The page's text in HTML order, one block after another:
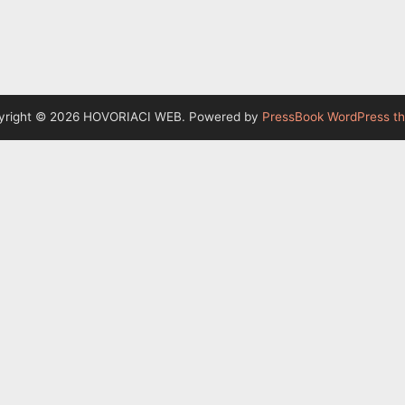
© 2026 HOVORIACI WEB. Powered by PressBook WordPress